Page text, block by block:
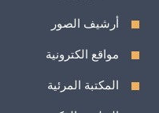
أرشيف الصور
مواقع الكترونية
المكتبة المرئية